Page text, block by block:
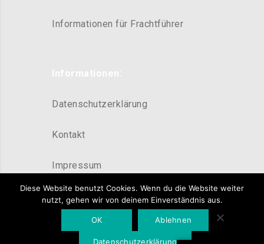
Informationen für Frachtführer
Datenschutzerklärung
Kontakt
Impressum
Diese Website benutzt Cookies. Wenn du die Website weiter
nutzt, gehen wir von deinem Einverständnis aus.
OK Ablehnen
Datenschutzerklärung